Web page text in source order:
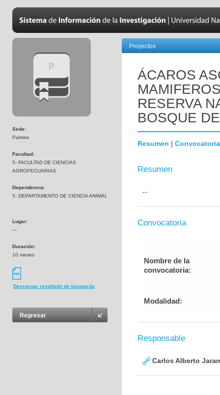
Sede:
Palmira
Facultad:
5- FACULTAD DE CIENCIAS
AGROPECUARIAS
Dependencia:
5- DEPARTAMENTO DE CIENCIA ANIMAL
Lugar:
---
Duración:
10 meses
Descargar resultado de búsqueda
Regresar
Proyectos
ÁCAROS
RESERVA
BOSQUE
Resumen | Convocatoria
Resumen
--
Convocatoria
Nombre de la
convocatoria:
Modalidad:
Responsable
Carlos Alberto